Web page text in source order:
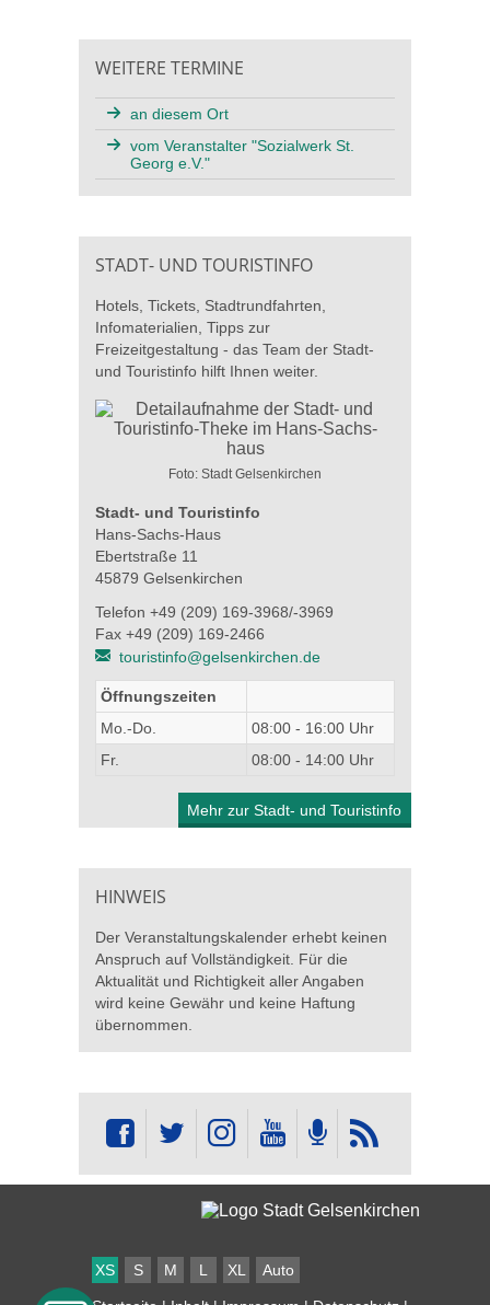
WEITERE TERMINE
an diesem Ort
vom Veranstalter "Sozialwerk St.
Georg e.V."
STADT- UND TOURISTINFO
Hotels, Tickets, Stadtrundfahrten,
Infomaterialien, Tipps zur
Freizeitgestaltung - das Team der Stadt-
und Touristinfo hilft Ihnen weiter.
Foto: Stadt Gelsenkirchen
Stadt- und Touristinfo
Hans-Sachs-Haus
Ebertstraße 11
45879 Gelsenkirchen
Telefon +49 (209) 169-3968/-3969
Fax +49 (209) 169-2466
touristinfo@gelsenkirchen.de
Öffnungszeiten
Mo.-Do.
08:00 - 16:00 Uhr
Fr.
08:00 - 14:00 Uhr
Mehr zur Stadt- und Touristinfo
HINWEIS
Der Veranstaltungskalender erhebt keinen
Anspruch auf Vollständigkeit. Für die
Aktualität und Richtigkeit aller Angaben
wird keine Gewähr und keine Haftung
übernommen.
XS S M L XL Auto